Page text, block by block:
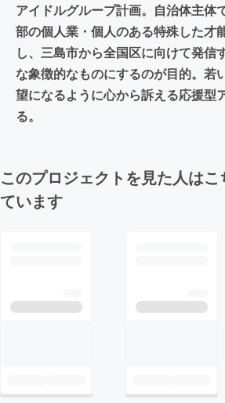
アイドルグループ計画。自治体主体
部の個人業・個人のある特殊した才
し、三島市から全国区に向けて発信
な象徴的なものにするのが目的。若
望になるように心から訴える応援型
る。
このプロジェクトを見た人は
ています